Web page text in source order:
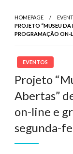
HOMEPAGE
PROJETO “MUSEU DA
PROGRAMAÇÃO ON-
EVENTOS
Projeto
Abertas”
on-line e
segunda-